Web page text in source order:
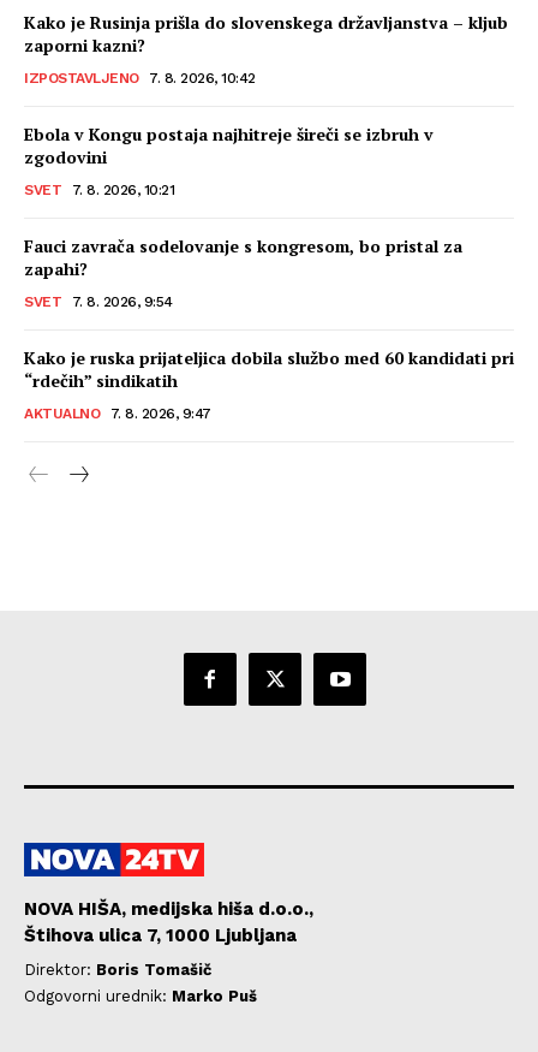
Kako je Rusinja prišla do slovenskega državljanstva – kljub
zaporni kazni?
IZPOSTAVLJENO 7. 8. 2026, 10:42
Ebola v Kongu postaja najhitreje šireči se izbruh v
zgodovini
SVET 7. 8. 2026, 10:21
Fauci zavrača sodelovanje s kongresom, bo pristal za
zapahi?
SVET 7. 8. 2026, 9:54
Kako je ruska prijateljica dobila službo med 60 kandidati pri
“rdečih” sindikatih
AKTUALNO 7. 8. 2026, 9:47
NOVA HIŠA, medijska hiša d.o.o.,
Štihova ulica 7, 1000 Ljubljana
Direktor: Boris Tomašič
Odgovorni urednik: Marko Puš